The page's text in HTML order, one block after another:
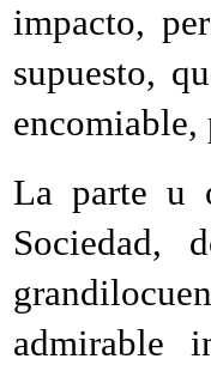
impacto,
supuesto,
encomiable,
La parte u
Sociedad,
admirable